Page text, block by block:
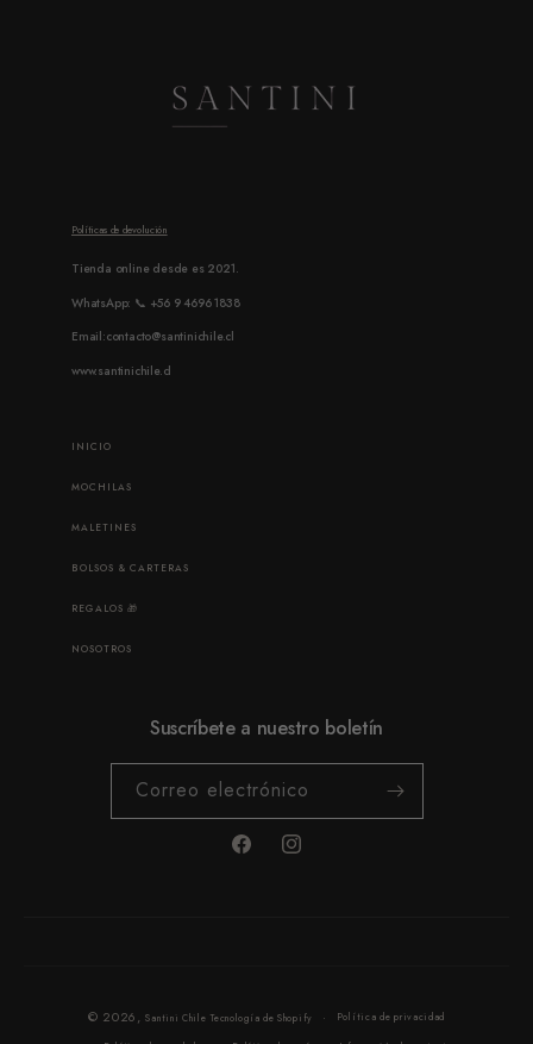
Políticas de devolución
Tienda online desde es 2021.
WhatsApp: 📞 +56 9 4696 1838
Email:contacto@santinichile.cl
www.santinichile.cl
INICIO
MOCHILAS
MALETINES
BOLSOS & CARTERAS
REGALOS 🎁
NOSOTROS
Suscríbete a nuestro boletín
Correo electrónico
Facebook Instagram
de
© 2026,Santini Chile Tecnología de Shopify Política de privacidad